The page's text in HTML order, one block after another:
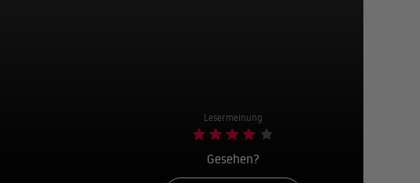
Lesermeinung
Gesehen?